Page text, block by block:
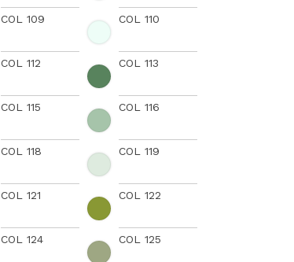
COL 109 COL 110
COL 112 COL 113
COL 115 COL 116
COL 118 COL 119
COL 121 COL 122
COL 124 COL 125